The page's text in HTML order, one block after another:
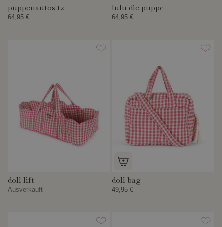
puppenautositz
64,95 €
lulu die puppe
64,95 €
doll lift
Ausverkauft
doll bag
49,95 €